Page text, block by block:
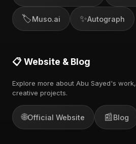
🏷️Muso.ai ✨Autograph
📋 Website & Blog
Explore more about Abu Sayed's
creative projects.
🌐Official Website 📰Blog